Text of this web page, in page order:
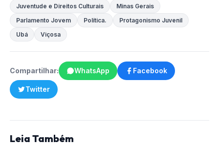
Juventude e Direitos Culturais
Minas Gerais
Parlamento Jovem
Política.
Protagonismo Juvenil
Ubá
Viçosa
Compartilhar: WhatsApp Facebook
Twitter
Leia Também